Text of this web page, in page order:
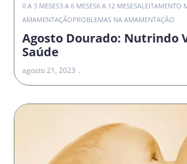
0 A 3 MESES3 A 6 MESES6 A 12 MESESALEITAMENTO
AMAMENTAÇÃOPROBLEMAS NA AMAMENTAÇÃO
Agosto Dourado: Nutrindo
Saúde
agosto 21, 2023